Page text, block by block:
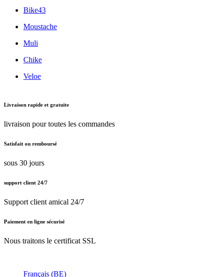
Bike43
Moustache
Muli
Chike
Veloe
Livraison rapide et gratuite
livraison pour toutes les commandes
Satisfait ou remboursé
sous 30 jours
support client 24/7
Support client amical 24/7
Paiement en ligne sécurisé
Nous traitons le certificat SSL
Français (BE)